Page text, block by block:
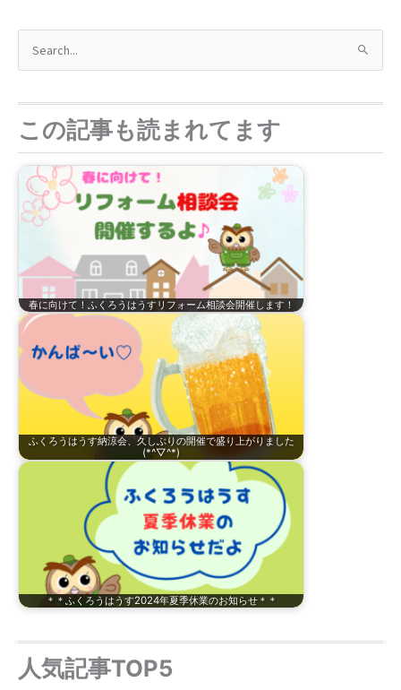
象
この記事も読まれてます
春に向けて！ふくろうはうすリフォーム相談会開催します！
ふくろうはうす納涼会、久しぶりの開催で盛り上がりました
(*^▽^*)
＊＊ふくろうはうす2024年夏季休業のお知らせ＊＊
人気記事TOP5